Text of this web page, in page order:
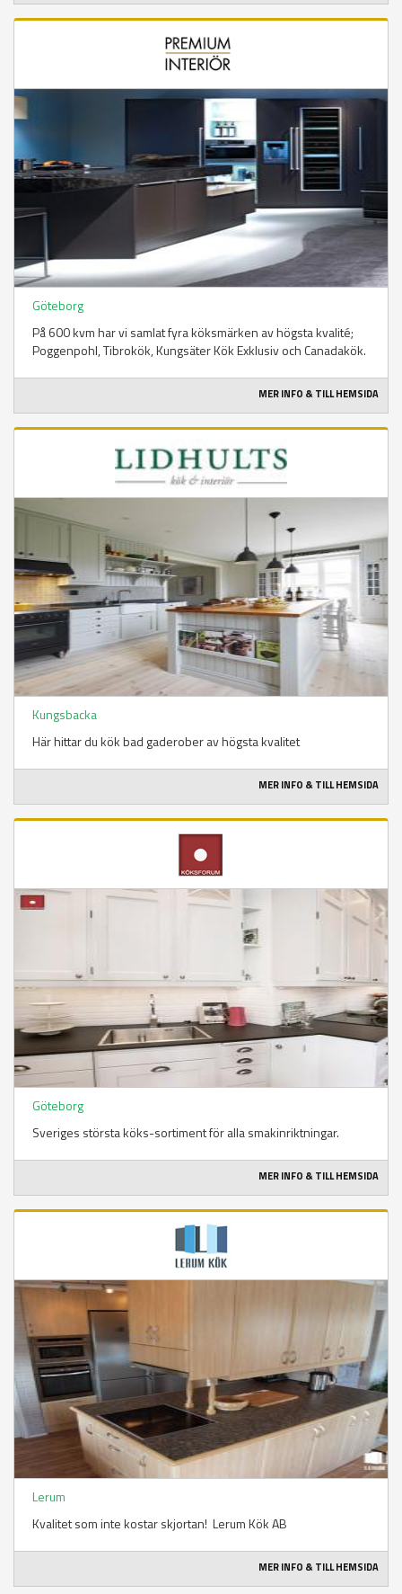
Göteborg
På 600 kvm har vi samlat fyra köksmärken av högsta kvalité;
Poggenpohl, Tibrokök, Kungsäter Kök Exklusiv och Canadakök.
MER INFO & TILL HEMSIDA
Kungsbacka
Här hittar du kök bad gaderober av högsta kvalitet
MER INFO & TILL HEMSIDA
Göteborg
Sveriges största köks-sortiment för alla smakinriktningar.
MER INFO & TILL HEMSIDA
Lerum
Kvalitet som inte kostar skjortan! Lerum Kök AB
MER INFO & TILL HEMSIDA